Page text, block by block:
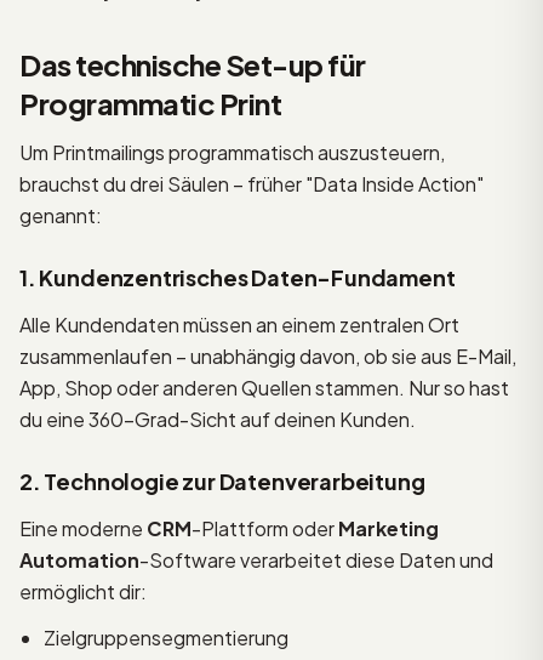
Das technische Set-up für
Programmatic Print
Um Printmailings programmatisch auszusteuern,
brauchst du drei Säulen – früher "Data Inside Action"
genannt:
1. Kundenzentrisches Daten-Fundament
Alle Kundendaten müssen an einem zentralen Ort
zusammenlaufen – unabhängig davon, ob sie aus E-Mail,
App, Shop oder anderen Quellen stammen. Nur so hast
du eine 360-Grad-Sicht auf deinen Kunden.
2. Technologie zur Datenverarbeitung
Eine moderne CRM-Plattform oderMarketing
Automation-Software verarbeitet diese Daten und
ermöglicht dir:
Zielgruppensegmentierung